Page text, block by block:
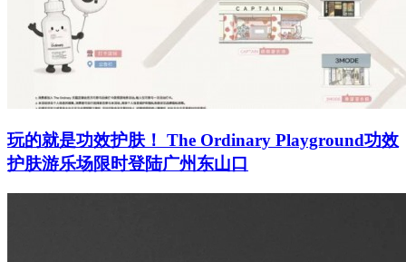
玩的就是功效护肤！ The Ordinary Playground功效
护肤游乐场限时登陆广州东山口